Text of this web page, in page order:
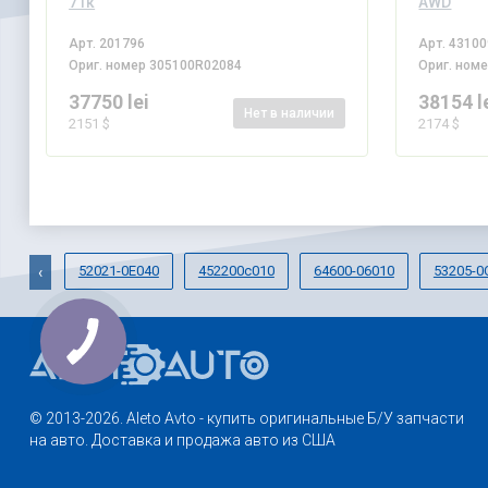
Арт. 201796
Ориг. номер 305100R02084
37750 lei
2151 $
Нет в наличии
Арт.
Ориг.
38154
2174 $
52021-0E040 452200c010 64600-06010 53205-
‹
© 2013-2026. Aleto Avto - купить оригинальные Б/У запчасти
на авто. Доставка и продажа авто из США